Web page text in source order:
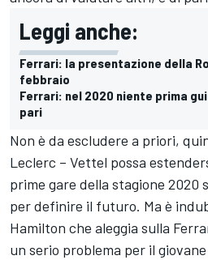
Leggi anche:
Ferrari: la presentazione della
febbraio
Ferrari: nel 2020 niente prima
pari
Non è da escludere a priori,
Leclerc – Vettel possa
prime gare della stagione 2020
per definire il futuro. Ma è
Hamilton che aleggia sulla
un serio problema per il